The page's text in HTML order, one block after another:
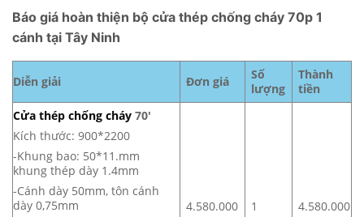
Báo giá hoàn thiện bộ cửa thép chống cháy 70p 1
cánh tại Tây Ninh
Diễn giải Đơn giá
Số
lượng
Thành
tiền
Cửa thép chống cháy 70′
Kích thước: 900*2200
-Khung bao: 50*11.mm
khung thép dày 1.4mm
-Cánh dày 50mm, tôn cánh
dày 0,75mm
4.580.000 1 4.580.000